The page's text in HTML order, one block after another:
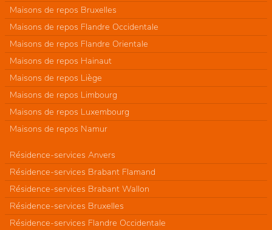
Maisons de repos Bruxelles
Maisons de repos Flandre Occidentale
Maisons de repos Flandre Orientale
Maisons de repos Hainaut
Maisons de repos Liège
Maisons de repos Limbourg
Maisons de repos Luxembourg
Maisons de repos Namur
Résidence-services Anvers
Résidence-services Brabant Flamand
Résidence-services Brabant Wallon
Résidence-services Bruxelles
Résidence-services Flandre Occidentale